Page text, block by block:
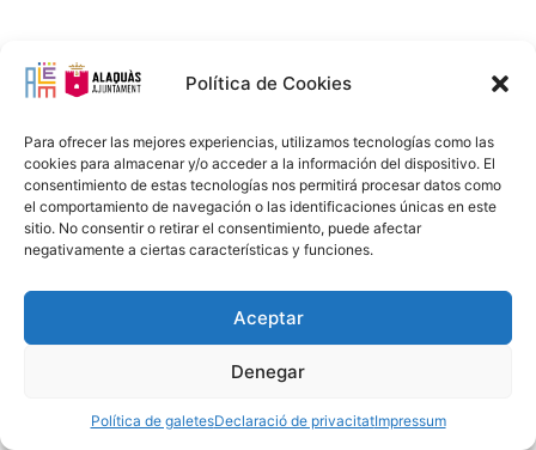
Política de Cookies
Para ofrecer las mejores experiencias, utilizamos tecnologías como las
cookies para almacenar y/o acceder a la información del dispositivo. El
consentimiento de estas tecnologías nos permitirá procesar datos como
el comportamiento de navegación o las identificaciones únicas en este
sitio. No consentir o retirar el consentimiento, puede afectar
negativamente a ciertas características y funciones.
Aceptar
Denegar
Política de galetesDeclaració de privacitatImpressum
Avís Legal Política Privacitat Política Cookies
96 151 94 00
info@alem.alaquas.org